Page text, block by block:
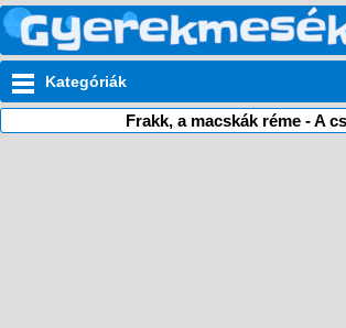
Kategóriák
Frakk, a macskák réme - A